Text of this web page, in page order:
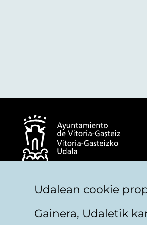
© Vitoria-Gasteizko
Udalean cookie
Gainera, Udaletik